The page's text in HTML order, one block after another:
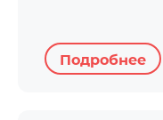
Подробнее